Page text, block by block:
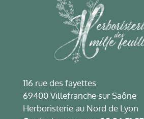
116 rue des fayettes
69400 Villefranche sur Saône
Herboristerie au Nord de Lyon